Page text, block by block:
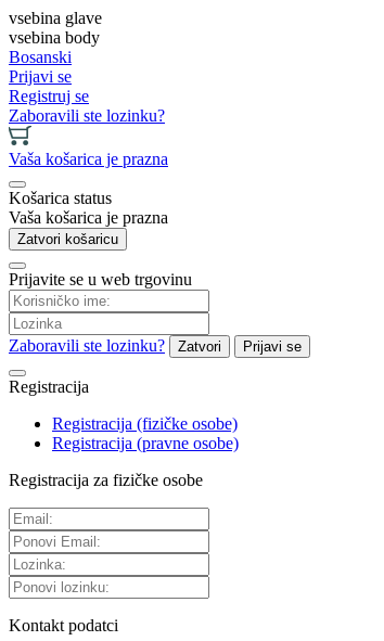
vsebina glave
vsebina body
Bosanski
Prijavi se
Registruj se
Zaboravili ste lozinku?
Vaša košarica je prazna
Košarica status
Vaša košarica je prazna
Zatvori košaricu
Prijavite se u web trgovinu
Zaboravili ste lozinku? Zatvori Prijavi se
Registracija
Registracija (fizičke osobe)
Registracija (pravne osobe)
Registracija za fizičke osobe
Kontakt podatci